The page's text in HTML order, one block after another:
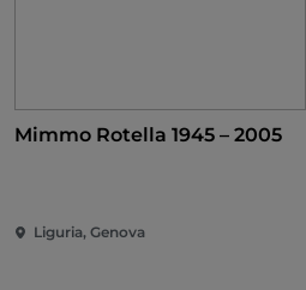
Mimmo Rotella 1945 – 2005
Liguria, Genova